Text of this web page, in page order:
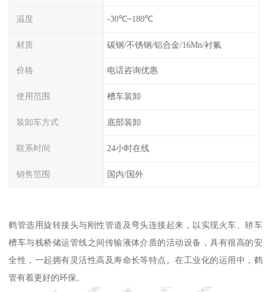
温度 -30℃~180℃
材质 碳钢/不锈钢/铝合金/16Mn/衬氟
价格 电话咨询优惠
使用范围 槽车装卸
装卸车方式 底部装卸
联系时间 24小时在线
销售范围 国内/国外
鹤管选用旋转接头与刚性管道及弯头连接起来，以实现火车、轿车
槽车与栈桥储运管线之间传输液体介质的活动设备，具有很高的安
全性，一起拥有灵活性高及寿命长等特点。在工业化的运用中，鹤
管有着更好的环保。